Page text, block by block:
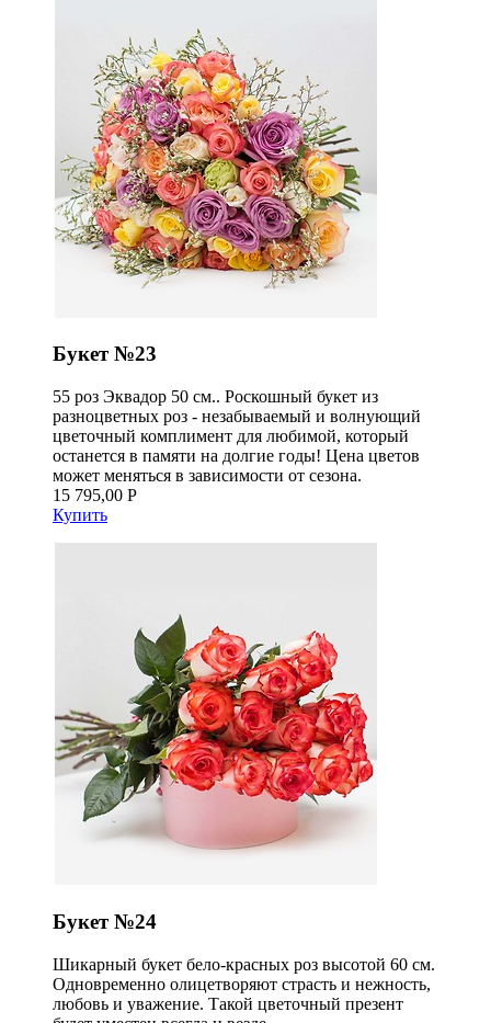
Букет №23
55 роз Эквадор 50 см.. Роскошный букет из
разноцветных роз - незабываемый и волнующий
цветочный комплимент для любимой, который
останется в памяти на долгие годы! Цена цветов
может меняться в зависимости от сезона.
15 795,00 Р
Купить
Букет №24
Шикарный букет бело-красных роз высотой 60 см.
Одновременно олицетворяют страсть и нежность,
любовь и уважение. Такой цветочный презент